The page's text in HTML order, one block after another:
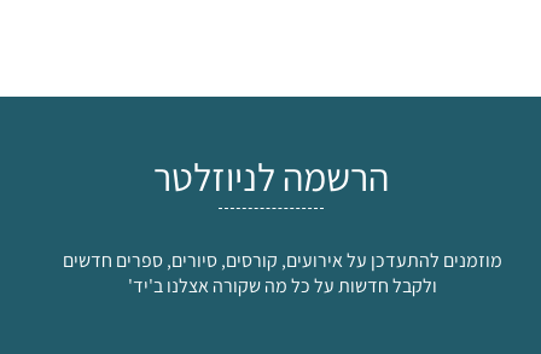
הרשמה לניוזלטר
מוזמנים להתעדכן על אירועים, קורסים, סיורים, ספרים חדשים
ולקבל חדשות על כל מה שקורה אצלנו ב'יד'